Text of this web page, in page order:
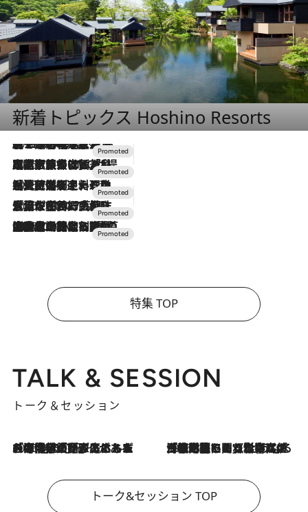
新着トピックス Hoshino Resorts
2026.8.7
【トンボの足水浴】ヒノキの香りに包まれて涼感マックス！約13℃の湧水かけ流しを避暑地「星野温泉 トンボの湯」で体験
2026.7.31
【ホテル帰省】という選択肢をOMOが提案。家族とほどよい距離を保つには「昼は実家、夜は気兼ねなくホテルで！」
2026.7.24
【夏限定ディナーコース】旬を迎える稚鮎や花ズッキーニなどをイタリア・トスカーナの郷土料理の手法で満喫！
2026.7.17
「土佐和ハーブかき氷」がOMO7高知に登場！生姜、山椒、大葉など目にも舌にも涼を呼ぶ郷土の味
2026.7.10
NEW OPEN！【界 草津】名湯の地に誕生。趣の異なる2種の温泉と上州ならではの会席・蕎麦割烹など美食を味わう究極の癒やし旅
特集 TOP
TALK & SESSION
トーク＆セッション
2026.8.3
「今後値上げがあるとすれば…」「リスクがあるのは今年の冬」エネルギー専門家が語る、ホルムズ海峡封鎖が家庭にもたらす“ある心配” 2026.8.3
「住宅建てられない…」「サーチャージ料の高値が続いている」ホルムズ海峡封鎖による影響はいつまで続く？《エネルギー専門家に聞く“どうなる日本の暮らし”》
トーク&セッション TOP